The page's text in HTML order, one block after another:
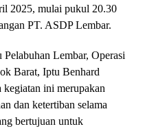
2025, mulai pukul 20.30
PT. ASDP Lembar.
Lembar, Operasi
Barat, Iptu Benhard
ini merupakan
dan ketertiban selama
bertujuan untuk